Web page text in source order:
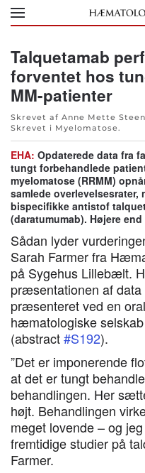
Skip to main content
Talquetamab
forventet hos
MM-patienter
Skrevet af Anne Mette
Skrevet i Myelomatose.
EHA: Opdaterede data fra
tungt forbehandlede
myelomatose (RRMM)
samlede overlevelsesrater,
bispecifikke antistof
(daratumumab). Højere
Sådan lyder
Sarah Farmer fra
på Sygehus Lillebælt.
præsentationen af
præsenteret ved en
hæmatologiske
(abstract#S192).
”Det er imponerende
at det er tungt
behandlingen. Her
højt. Behandlingen
meget lovende – og
fremtidige studier på
Farmer.